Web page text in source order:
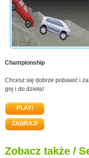
Championship
Chcesz się dobrze pobawić i
grę i do dzieła!
PLAY!
ZAGRAJ!
Zobacz także /